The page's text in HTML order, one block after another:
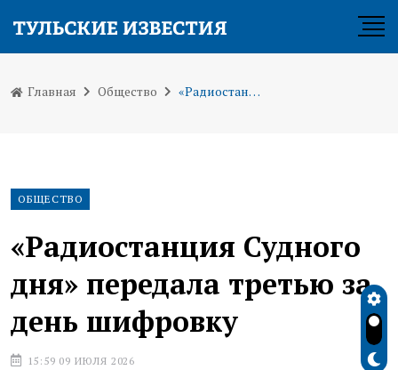
Главная Общество «Радиостанция Судного дня» передала третью за день шифровку
ОБЩЕСТВО
«Радиостанция Судного
дня» передала третью за
день шифровку
15:59 09 ИЮЛЯ 2026